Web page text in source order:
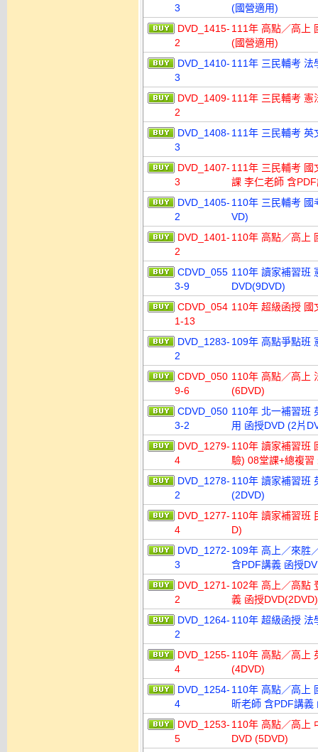
3
(國營適用)
DVD_1415-
2
111年 高點／高上
(國營適用)
DVD_1410-
3
111年 三民輔考 法
DVD_1409-
2
111年 三民輔考 憲
DVD_1408-
3
111年 三民輔考 英
DVD_1407-
3
111年 三民輔考
課 李仁老師 含
DVD_1405-
2
110年 三民輔考 國
VD)
DVD_1401-
2
110年 高點／高上
CDVD_055
3-9
110年 讀家補習班
DVD(9DVD)
CDVD_054
1-13
110年 超級函授 國
DVD_1283-
2
109年 高點爭點班
CDVD_050
9-6
110年 高點／高上
(6DVD)
CDVD_050
3-2
110年 北一補習班
用 函授DVD (2片
DVD_1279-
4
110年 讀家補習班
驗) 08堂課+總複習
DVD_1278-
2
110年 讀家補習班
(2DVD)
DVD_1277-
4
110年 讀家補習班
D)
DVD_1272-
3
109年 高上／來胜
含PDF講義 函授
DVD_1271-
2
102年 高上／高點
義 函授DVD(2DVD)
DVD_1264-
2
110年 超級函授 法
DVD_1255-
4
110年 高點／高上
(4DVD)
DVD_1254-
4
110年 高點／高上
昕老師 含PDF講義
DVD_1253-
5
110年 高點／高上
DVD (5DVD)